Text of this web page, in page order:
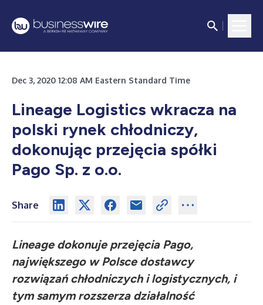
Dec 3, 2020 12:08 AM Eastern Standard Time
Lineage Logistics wkracza na
polski rynek chłodniczy,
dokonując przejęcia spółki
Pago Sp. z o.o.
Share
Lineage dokonuje przejęcia Pago,
największego w Polsce dostawcy
rozwiązań chłodniczych i logistycznych, i
tym samym rozszerza działalność